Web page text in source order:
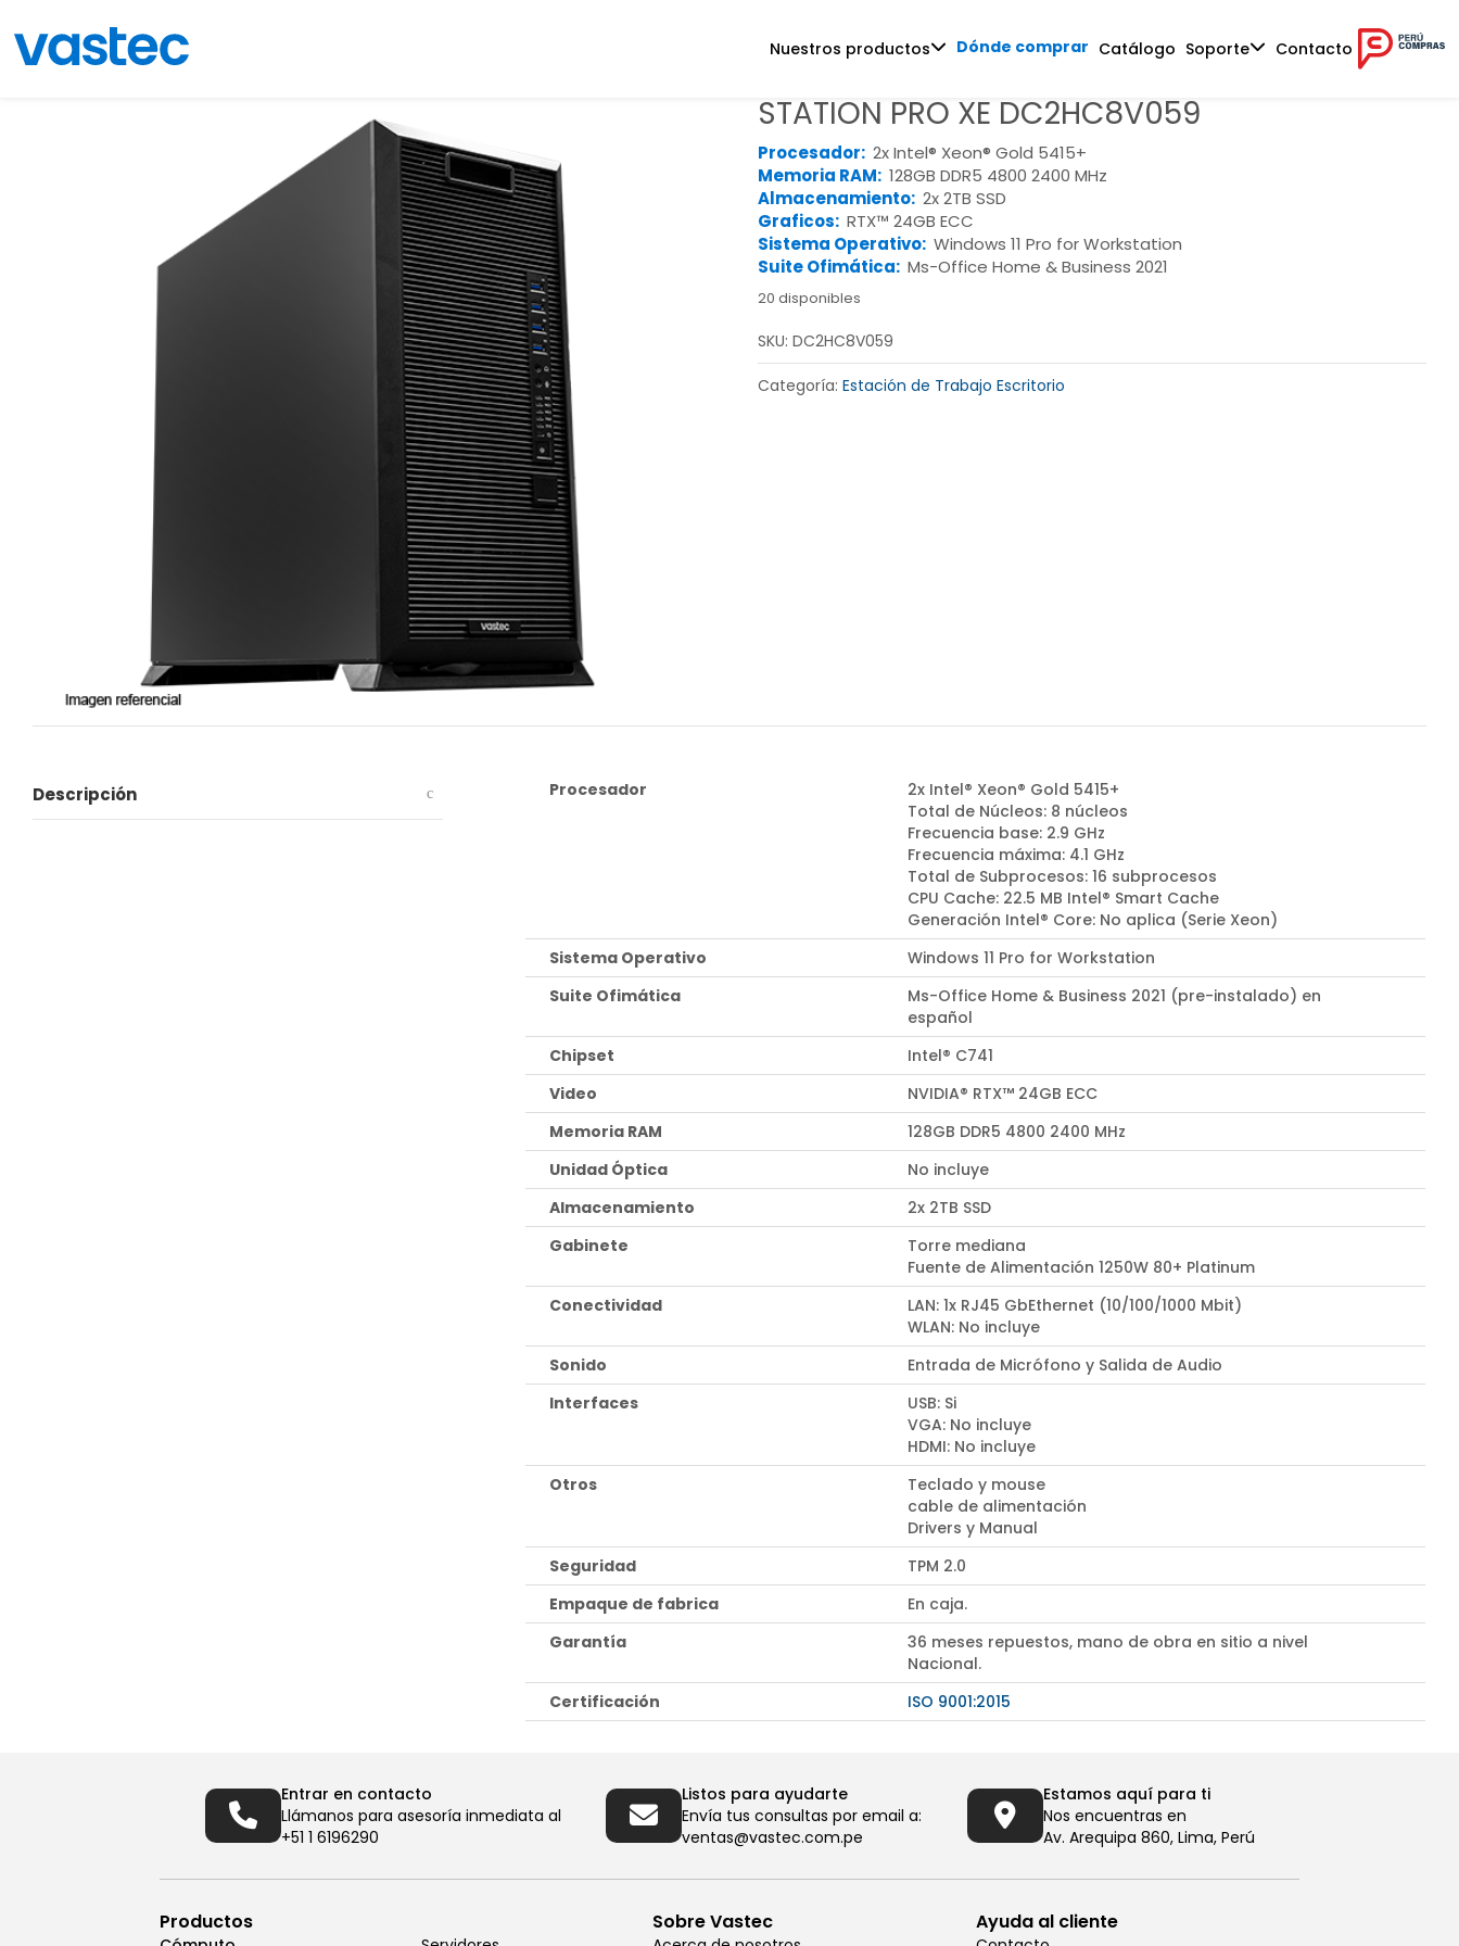
Nuestros productos Dónde comprar Catálogo Soporte Contacto
STATION PRO XE DC2HC8V059
Procesador: 2x Intel® Xeon® Gold 5415+
Memoria RAM: 128GB DDR5 4800 2400 MHz
Almacenamiento: 2x 2TB SSD
Graficos: RTX™ 24GB ECC
Sistema Operativo: Windows 11 Pro for Workstation
Suite Ofimática: Ms-Office Home & Business 2021
20 disponibles
SKU: DC2HC8V059
Categoría: Estación de Trabajo Escritorio
Descripción Procesador
2x Intel® Xeon® Gold 5415+
Total de Núcleos: 8 núcleos
Frecuencia base: 2.9 GHz
Frecuencia máxima: 4.1 GHz
Total de Subprocesos: 16 subprocesos
CPU Cache: 22.5 MB Intel® Smart Cache
Generación Intel® Core: No aplica (Serie Xeon)
Sistema Operativo
Windows 11 Pro for Workstation
Suite Ofimática
Ms-Office Home & Business 2021 (pre-instalado) en
español
Chipset
Intel® C741
Video
NVIDIA® RTX™ 24GB ECC
Memoria RAM
128GB DDR5 4800 2400 MHz
Unidad Óptica
No incluye
Almacenamiento
2x 2TB SSD
Gabinete
Torre mediana
Fuente de Alimentación 1250W 80+ Platinum
Conectividad
LAN: 1x RJ45 GbEthernet (10/100/1000 Mbit)
WLAN: No incluye
Sonido
Entrada de Micrófono y Salida de Audio
Interfaces
USB: Si
VGA: No incluye
HDMI: No incluye
Otros
Teclado y mouse
cable de alimentación
Drivers y Manual
Seguridad
TPM 2.0
Empaque de fabrica
En caja.
Garantía
36 meses repuestos, mano de obra en sitio a nivel
Nacional.
Certificación
ISO 9001:2015
Entrar en contacto
Llámanos para asesoría inmediata al
+51 1 6196290
Listos para ayudarte
Envía tus consultas por email a:
ventas@vastec.com.pe
Estamos aquí para ti
Nos encuentras en
Av. Arequipa 860, Lima, Perú
Productos Sobre Vastec Ayuda al cliente